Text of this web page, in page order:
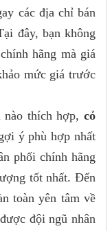
các địa chỉ bán
đây, bạn không
hãng mà giá
mức giá trước
thích hợp, cỏ
ý phù hợp nhất
phối chính hãng
tốt nhất. Đến
toàn yên tâm về
đội ngũ nhân